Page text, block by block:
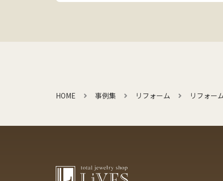
HOME 事例集 リフォーム リフォー